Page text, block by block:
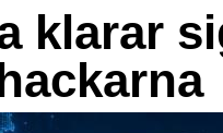
klarar